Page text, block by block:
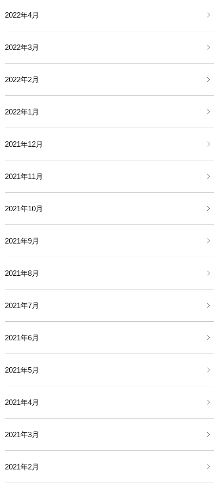
2022年4月
2022年3月
2022年2月
2022年1月
2021年12月
2021年11月
2021年10月
2021年9月
2021年8月
2021年7月
2021年6月
2021年5月
2021年4月
2021年3月
2021年2月